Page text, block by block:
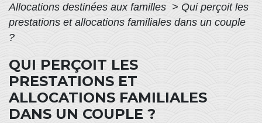
Allocations destinées aux familles > Qui perçoit les
prestations et allocations familiales dans un couple
?
QUI PERÇOIT LES
PRESTATIONS ET
ALLOCATIONS FAMILIALES
DANS UN COUPLE ?